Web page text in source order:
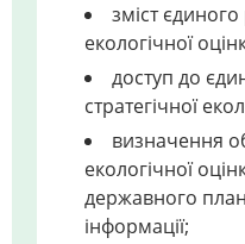
зміст єдиного
екологічної
доступ до
стратегічної
визначення
екологічної
державного
інформації;